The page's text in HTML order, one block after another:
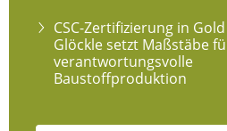
CSC-Zertifizierung in
Glöckle setzt Maßstäbe
verantwortungsvolle
Baustoffproduktion